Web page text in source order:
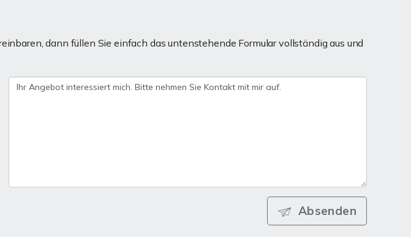
dann füllen Sie einfach das untenstehende Formular vollständig aus und
Absenden